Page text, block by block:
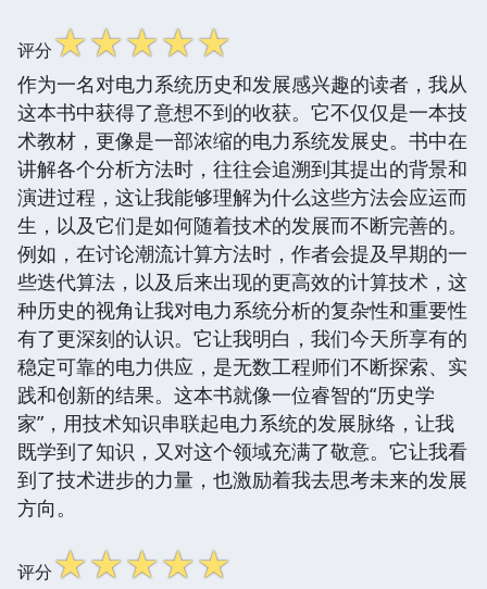
评分☆☆☆☆☆
作为一名对电力系统历史和发展感兴趣的读者，我从
这本书中获得了意想不到的收获。它不仅仅是一本技
术教材，更像是一部浓缩的电力系统发展史。书中在
讲解各个分析方法时，往往会追溯到其提出的背景和
演进过程，这让我能够理解为什么这些方法会应运而
生，以及它们是如何随着技术的发展而不断完善的。
例如，在讨论潮流计算方法时，作者会提及早期的一
些迭代算法，以及后来出现的更高效的计算技术，这
种历史的视角让我对电力系统分析的复杂性和重要性
有了更深刻的认识。它让我明白，我们今天所享有的
稳定可靠的电力供应，是无数工程师们不断探索、实
践和创新的结果。这本书就像一位睿智的“历史学
家”，用技术知识串联起电力系统的发展脉络，让我
既学到了知识，又对这个领域充满了敬意。它让我看
到了技术进步的力量，也激励着我去思考未来的发展
方向。
评分☆☆☆☆☆